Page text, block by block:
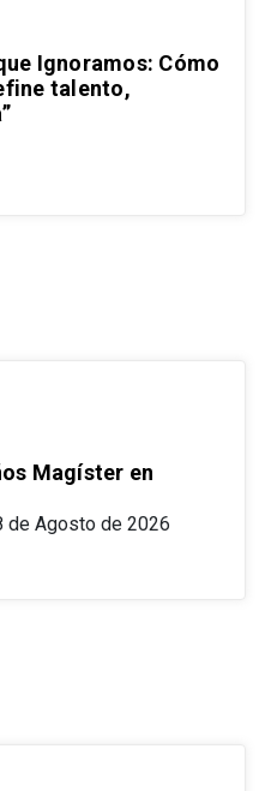
Ignoramos: Cómo
talento,
Magíster en
de Agosto de 2026